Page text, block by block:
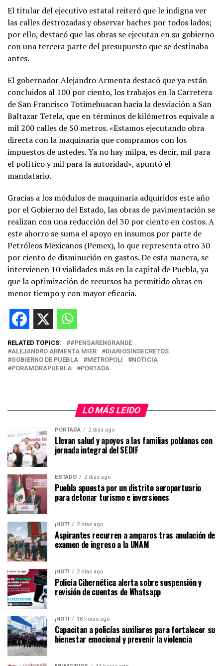
El titular del ejecutivo estatal reiteró que le indigna ver
las calles destrozadas y observar baches por todos lados;
por ello, destacó que las obras se ejecutan en su gobierno
con una tercera parte del presupuesto que se destinaba
antes.
El gobernador Alejandro Armenta destacó que ya están
concluidos al 100 por ciento, los trabajos en la Carretera
de San Francisco Totimehuacan hacia la desviación a San
Baltazar Tetela, que en términos de kilómetros equivale a
mil 200 calles de 50 metros. «Estamos ejecutando obra
directa con la maquinaria que compramos con los
impuestos de ustedes. Ya no hay milpa, es decir, mil para
el político y mil para la autoridad», apuntó el
mandatario.
Gracias a los módulos de maquinaria adquiridos este año
por el Gobierno del Estado, las obras de pavimentación se
realizan con una reducción del 30 por ciento en costos. A
este ahorro se suma el apoyo en insumos por parte de
Petróleos Mexicanos (Pemex), lo que representa otro 30
por ciento de disminución en gastos. De esta manera, se
intervienen 10 vialidades más en la capital de Puebla, ya
que la optimización de recursos ha permitido obras en
menor tiempo y con mayor eficacia.
RELATED TOPICS:
#PENSARENGRANDE
ALEJANDRO ARMENTA MIER
DIARIOSINSECRETOS
GOBIERNO DE PUEBLA
METROPOLI
NOTICIA
PORAMORAPUEBLA
PORTADA
LO MÁS LEIDO
PORTADA 2 días ago
Llevan salud y apoyos a las familias poblanas con
jornada integral del SEDIF
ESTADO 2 días ago
Puebla apuesta por un distrito aeroportuario
para detonar turismo e inversiones
¡HOT! 2 días ago
Aspirantes recurren a amparos tras anulación de
examen de ingreso a la UNAM
¡HOT! 2 días ago
Policía Cibernética alerta sobre suspensión y
revisión de cuentas de Whatsapp
¡HOT! 18 horas ago
Capacitan a policías auxiliares para fortalecer su
bienestar emocional y prevenir la violencia